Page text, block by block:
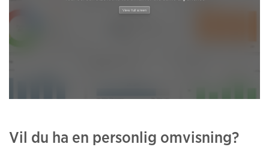
Vil du ha en personlig omvisning?